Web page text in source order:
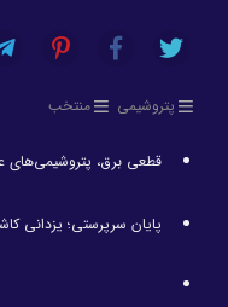
پتروشیمی منتخب
قطعی برق، پتروشیمی‌های
پایان سرپرستی؛ یزدانی